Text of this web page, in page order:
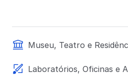
Museu, Teatro e
Laboratórios, Oficinas e